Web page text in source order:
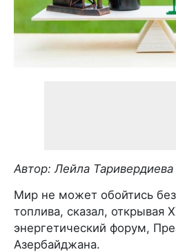
Автор: Лейла Таривердиева
Мир не может обойтись
топлива, сказал, открывая
энергетический форум,
Азербайджана.